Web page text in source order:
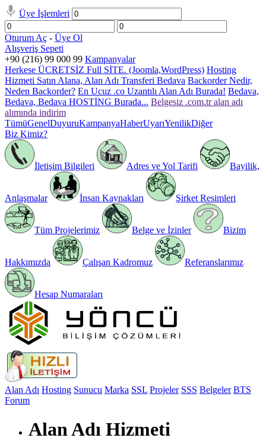
Üye İşlemleri
Oturum Aç - Üye Ol
Alışveriş Sepeti
+90 (216) 99 000 99 Kampanyalar
Herkese ÜCRETSİZ Full SİTE. (Joomla,WordPress) Hosting
Hizmeti Satın Alana, Alan Adı Transferi Bedava Backorder Nedir,
Neden Backorder? En Ucuz .co Uzantılı Alan Adı Burada! Bedava,
Bedava, Bedava HOSTİNG Burada... Belgesiz .com.tr alan adı
alımında indirim
TümüGenelDuyuruKampanyaHaberUyarıYenilikDiğer
Biz Kimiz?
İletişim Bilgileri Adres ve Yol Tarifi Bayilik,
Anlaşmalar İnsan Kaynakları Şirket Resimleri
Tüm Projelerimiz Belge ve İzinler Bizim
Hakkımızda Çalışan Kadromuz Referanslarımız
Hesap Numaraları
Alan Adı Hosting Sunucu Marka SSL Projeler SSS Belgeler BTS
Forum
Alan Adı Hizmeti